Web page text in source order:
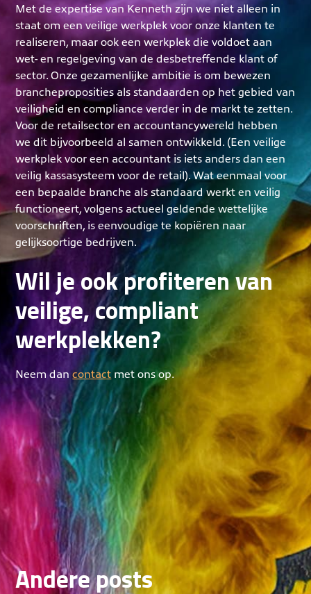
Met de expertise van Kenneth zijn we niet alleen in
staat om een veilige werkplek voor onze klanten te
realiseren, maar ook een werkplek die voldoet aan
wet- en regelgeving van de desbetreffende klant of
sector. Onze gezamenlijke ambitie is om bewezen
brancheproposities als standaarden op het gebied van
veiligheid en compliance verder in de markt te zetten.
Voor de retailsector en accountancywereld hebben
we dit bijvoorbeeld al samen ontwikkeld. (Een veilige
werkplek voor een accountant is iets anders dan een
veilig kassasysteem voor de retail). Wat eenmaal voor
een bepaalde branche als standaard werkt en veilig
functioneert, volgens actueel geldende wettelijke
voorschriften, is eenvoudige te kopiëren naar
gelijksoortige bedrijven.
Wil je ook profiteren van
veilige, compliant
werkplekken?
Neem dancontact met ons op.
Andere posts